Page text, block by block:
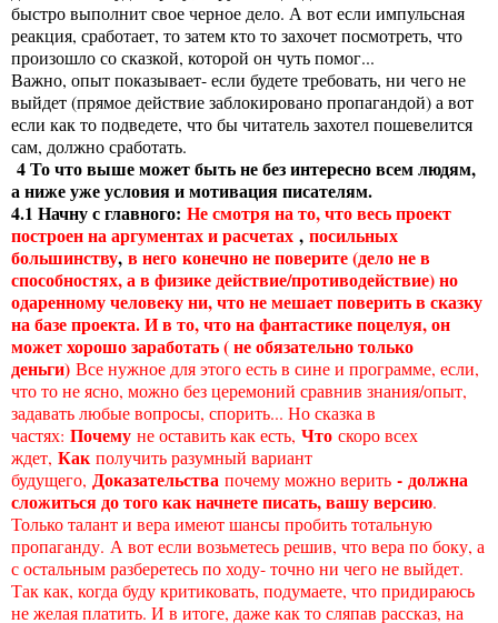
быстро выполнит свое черное дело. А вот если импульсная
реакция, сработает, то затем кто то захочет посмотреть, что
произошло со сказкой, которой он чуть помог...
Важно, опыт показывает- если будете требовать, ни чего не
выйдет (прямое действие заблокировано пропагандой) а вот
если как то подведете, что бы читатель захотел пошевелится
сам, должно сработать.
4 То что выше может быть не без интересно всем людям,
а ниже уже условия и мотивация писателям.
4.1 Начну с главного: Не смотря на то, что весь проект
построен на аргументах и расчетах , посильных
большинству, в него конечно не поверите (дело не в
способностях, а в физике действие/противодействие) но
одаренному человеку ни, что не мешает поверить в сказку
на базе проекта. И в то, что на фантастике поцелуя, он
может хорошо заработать ( не обязательно только
деньги) Все нужное для этого есть в сине и программе, если,
что то не ясно, можно без церемоний сравнив знания/опыт,
задавать любые вопросы, спорить... Но сказка в
частях: Почему не оставить как есть, Что скоро всех
ждет, Какполучить разумный вариант
будущего, Доказательства почему можно верить - должна
сложиться до того как начнете писать, вашу версию.
Только талант и вера имеют шансы пробить тотальную
пропаганду. А вот если возьметесь решив, что вера по боку, а
с остальным разберетесь по ходу- точно ни чего не выйдет.
Так как, когда буду критиковать, подумаете, что придираюсь
не желая платить. И в итоге, даже как то сляпав рассказ, на